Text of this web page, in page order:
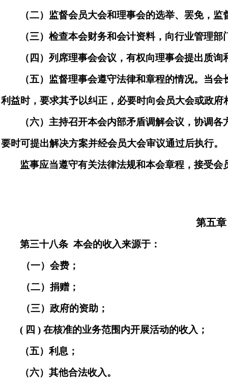
（二）监督会员大会和理事会的选举、罢免， 监
（三）检查本会财务和会计资料，向行业管理部
（四）列席理事会会议 ，有权向理事会提出质询
（五）监督理事会遵守法律和章程的情况。当会
利益时，要求其予以纠正，必要时向会员大会或政府
（六）主持召开本会内部矛盾调解会议，协调
要时可提出解决方案并经会员大会审议通过后执行。
监事应当遵守有关法律法规和本会章程，接受
第五章
第三十八条 本会的收入来源于：
（一） 会费；
（二） 捐赠；
（三） 政府的资助；
( 四 ) 在核准的业务范围内开展活动的收入；
（五）利息；
（六）其他合法收入。